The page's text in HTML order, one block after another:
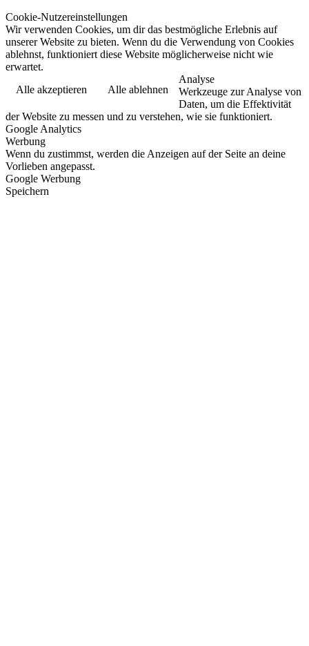
Cookie-Nutzereinstellungen
Wir verwenden Cookies, um dir das bestmögliche Erlebnis auf
unserer Website zu bieten. Wenn du die Verwendung von Cookies
ablehnst, funktioniert diese Website möglicherweise nicht wie
erwartet.
Alle akzeptieren
Alle ablehnen
Analyse
Werkzeuge zur Analyse von
Daten, um die Effektivität
der Website zu messen und zu verstehen, wie sie funktioniert.
Google Analytics
Werbung
Wenn du zustimmst, werden die Anzeigen auf der Seite an deine
Vorlieben angepasst.
Google Werbung
Speichern